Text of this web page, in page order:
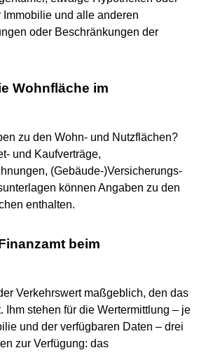
Immobilie und alle anderen
oder Beschränkungen der
Wohnfläche im
zu den Wohn- und Nutzflächen?
und Kaufverträge,
(Gebäude-)Versicherungs-
können Angaben zu den
enthalten.
beim
Verkehrswert maßgeblich, den das
Ihm stehen für die Wertermittlung – je
und der verfügbaren Daten – drei
zur Verfügung: das